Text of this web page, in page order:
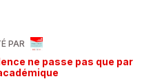
PAR
ne passe pas que par